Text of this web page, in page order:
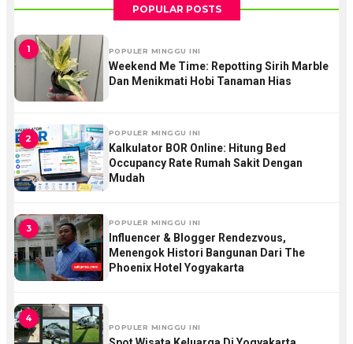
POPULAR POSTS
1 POPULER MINGGU INI
Weekend Me Time: Repotting Sirih Marble
Dan Menikmati Hobi Tanaman Hias
2 POPULER MINGGU INI
Kalkulator BOR Online: Hitung Bed
Occupancy Rate Rumah Sakit Dengan
Mudah
3 POPULER MINGGU INI
Influencer & Blogger Rendezvous,
Menengok Histori Bangunan Dari The
Phoenix Hotel Yogyakarta
4
POPULER MINGGU INI